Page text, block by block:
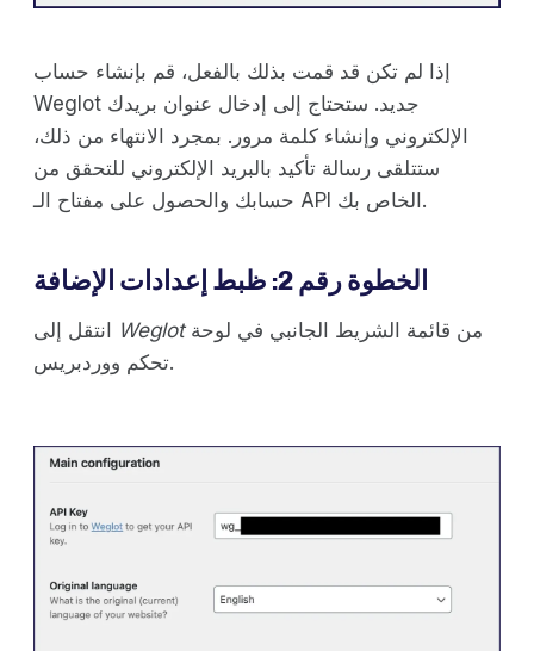
إذا لم تكن قد قمت بذلك بالفعل، قم بإنشاء حساب
Weglot جديد. ستحتاج إلى إدخال عنوان بريدك
الإلكتروني وإنشاء كلمة مرور. بمجرد الانتهاء من ذلك،
ستتلقى رسالة تأكيد بالبريد الإلكتروني للتحقق من
حسابك والحصول على مفتاح الـ API الخاص بك.
الخطوة رقم 2: ظبط إعدادات الإضافة
Weglotمن قائمة الشريط الجانبي في لوحة
تحكم ووردبريس.